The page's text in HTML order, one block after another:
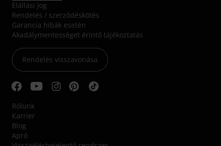
Elállási jog
Rendelés / szerződéskötés
Garancia hibák esetén
Akadálymentességet érintő tájékoztatás
Rendelés visszavonása
Rólunk
Karrier
Blog
Apró